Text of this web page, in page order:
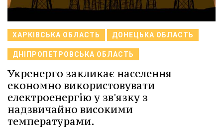
ХАРКІВСЬКА ОБЛАСТЬ ДОНЕЦЬКА ОБЛАСТЬ
ДНІПРОПЕТРОВСЬКА ОБЛАСТЬ
Укренерго закликає населення
економно використовувати
електроенергію у зв'язку з
надзвичайно високими
температурами.